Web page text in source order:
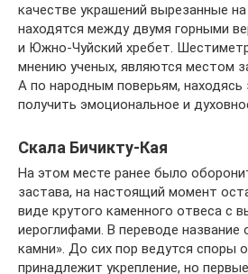
качестве украшений вырезанные
находятся между двумя горными
и Южно-Чуйский хребет.
мнению ученых, являются местом
А по народным поверьям,
получить эмоциональное и
Скала Бичикту-Кая
На этом месте ранее было
застава, на настоящий момент
виде крутого каменного отвеса с
иероглифами. В переводе название
камни». До сих пор ведутся споры
принадлежит укрепление, но